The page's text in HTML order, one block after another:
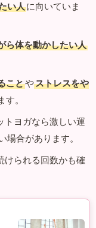
い人に向いていま
ら体を動かしたい人
ことやストレスをや
。
トヨガなら激しい運
場合があります。
けられる回数かも確